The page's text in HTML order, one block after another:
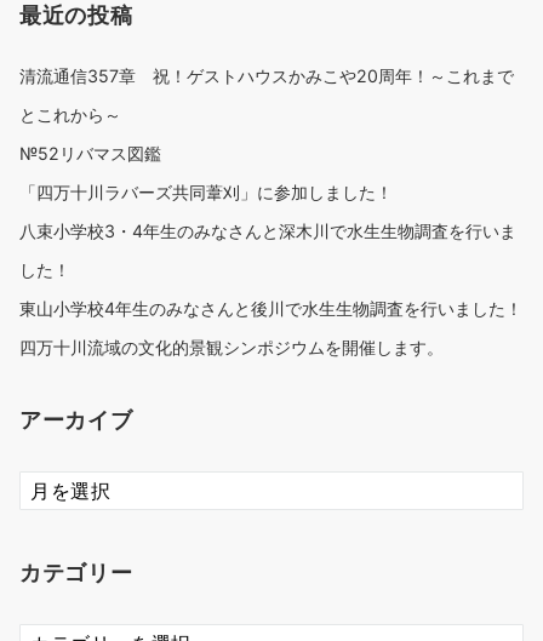
最近の投稿
清流通信357章 祝！ゲストハウスかみこや20周年！～これまで
とこれから～
№52リバマス図鑑
「四万十川ラバーズ共同葦刈」に参加しました！
八束小学校3・4年生のみなさんと深木川で水生生物調査を行いま
した！
東山小学校4年生のみなさんと後川で水生生物調査を行いました！
四万十川流域の文化的景観シンポジウムを開催します。
アーカイブ
ア
ー
ブ
カテゴリー
カ